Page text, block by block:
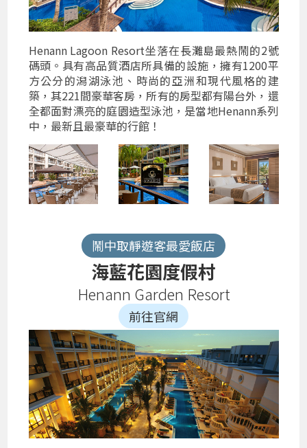
Henann Lagoon Resort坐落在長灘島最熱鬧的2號
碼頭。具有高品質酒店所具備的設施，擁有1200平
方公分的潟湖泳池、時尚的亞洲和現代風格的建
築，其221間豪華客房，所有的房型都有陽台外，還
全都面對漂亮的庭園造型泳池，是當地Henann系列
中，最新且最豪華的行館！
鬧中取靜遊客最愛飯店
海藍花園度假村
Henann Garden Resort
前往官網